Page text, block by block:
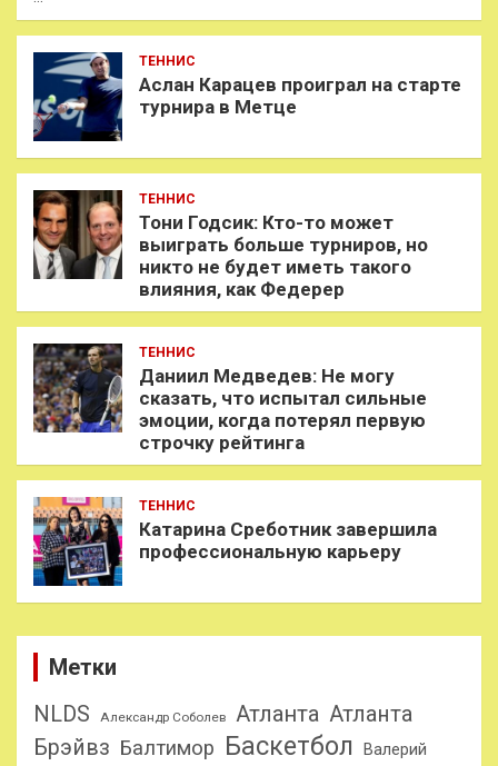
ТЕННИС
Аслан Карацев проиграл на старте
турнира в Метце
ТЕННИС
Тони Годсик: Кто-то может
выиграть больше турниров, но
никто не будет иметь такого
влияния, как Федерер
ТЕННИС
Даниил Медведев: Не могу
сказать, что испытал сильные
эмоции, когда потерял первую
строчку рейтинга
ТЕННИС
Катарина Среботник завершила
профессиональную карьеру
Метки
NLDS
Александр Соболев Атланта Атланта
Брэйвз Балтимор Баскетбол
Валерий